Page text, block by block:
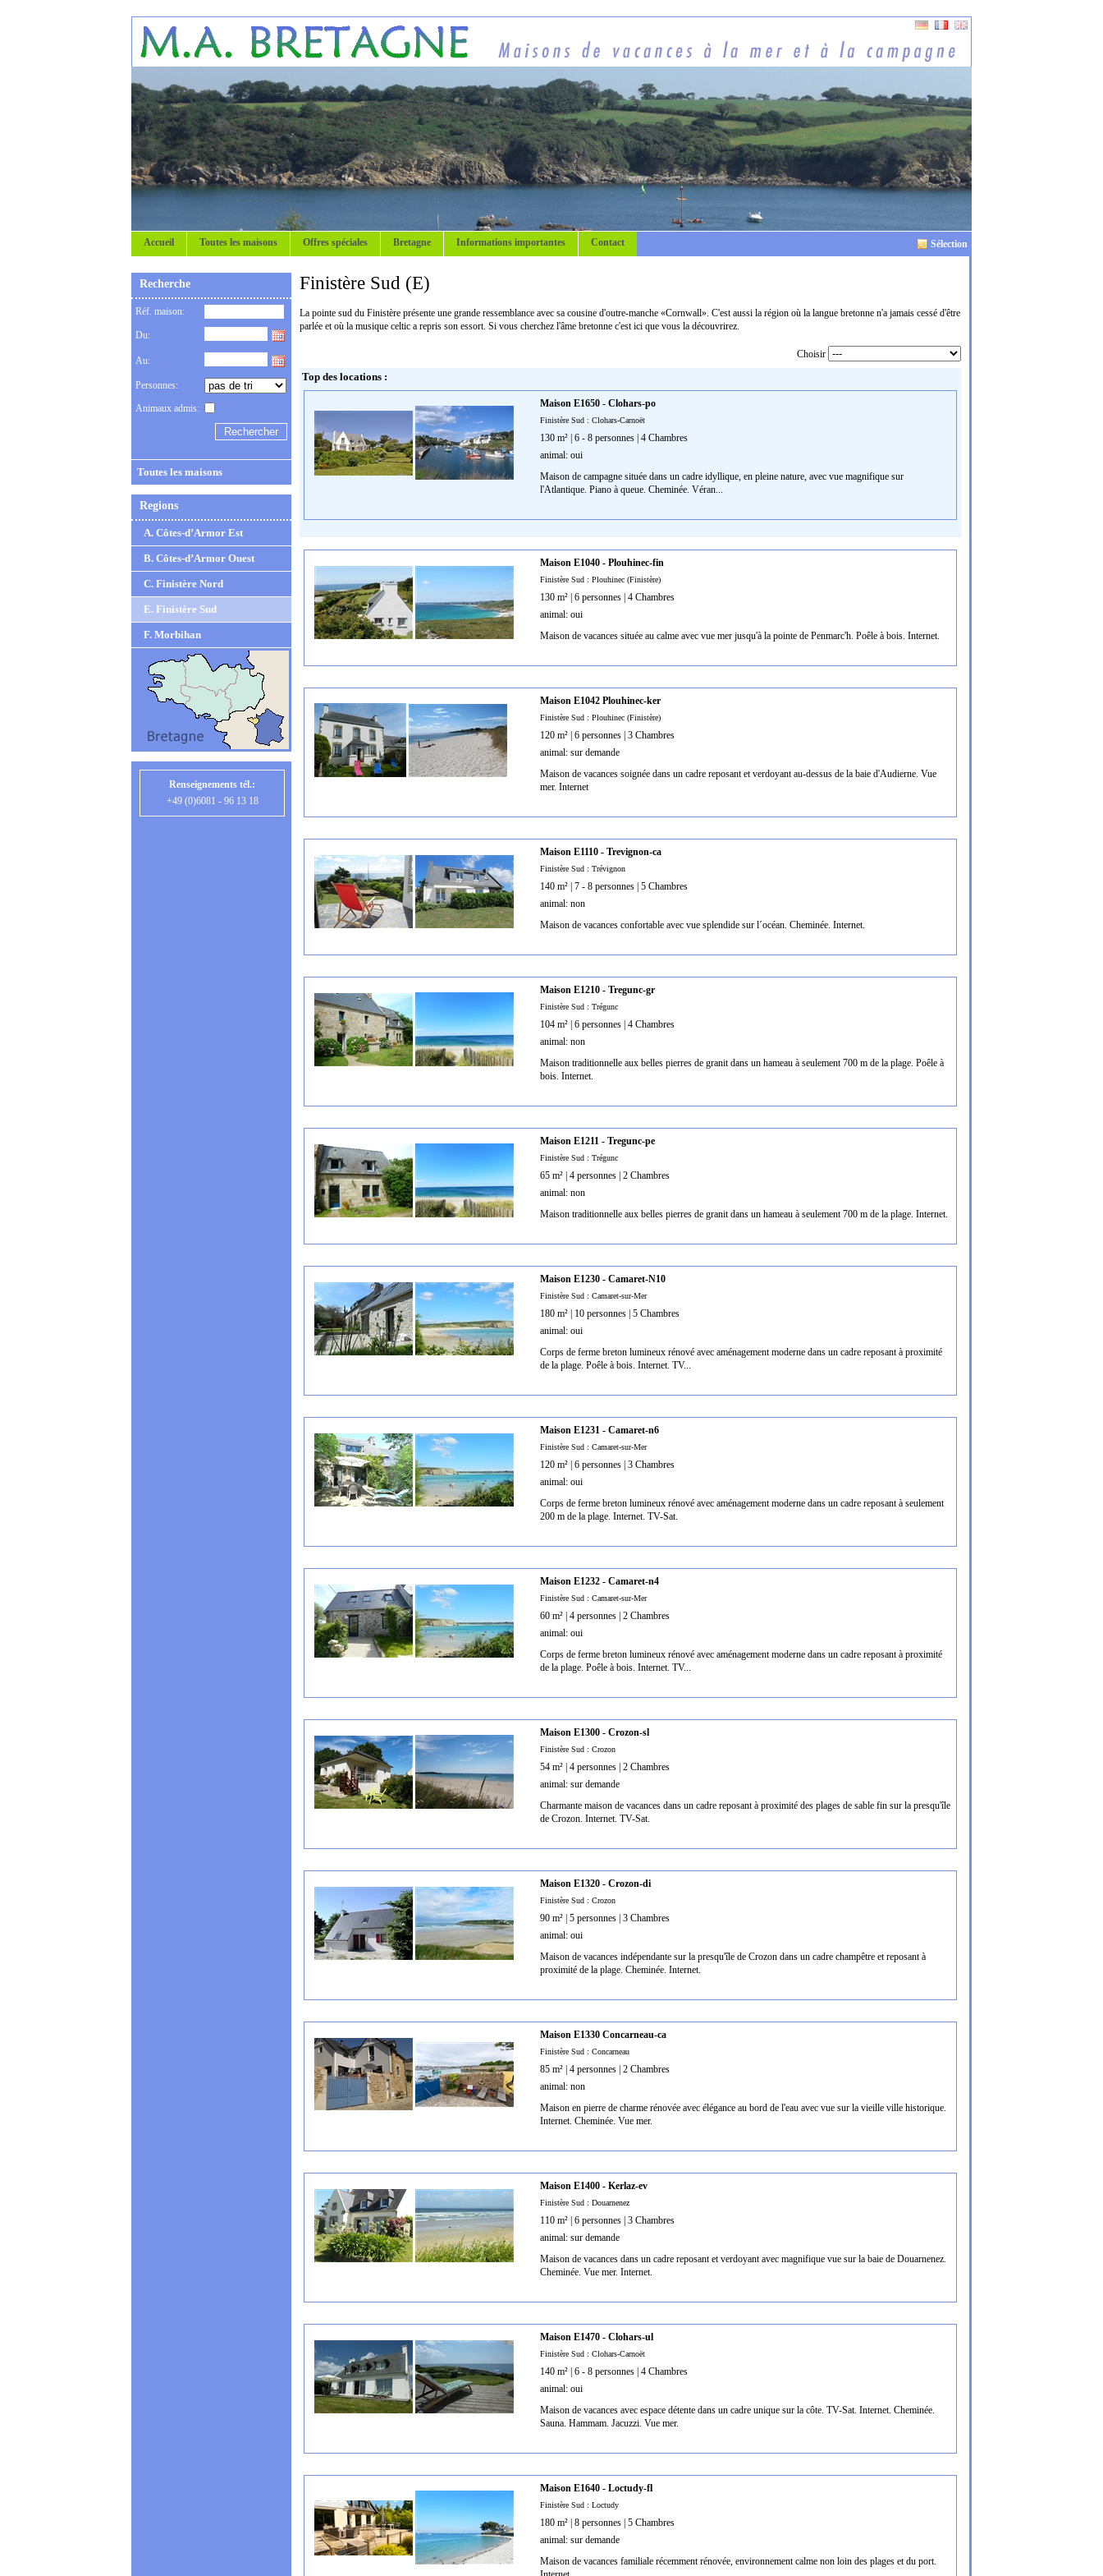
Sélection
Accueil Toutes les maisons Offres spéciales Bretagne Informations importantes Contact
Recherche
Réf. maison:
Du:
Au:
Personnes:
Animaux admis:
Toutes les maisons
Regions
A. Côtes-d’Armor Est
B. Côtes-d’Armor Ouest
C. Finistère Nord
E. Finistère Sud
F. Morbihan
Renseignements tél.:
+49 (0)6081 - 96 13 18
Finistère Sud (E)
La pointe sud du Finistère présente une grande ressemblance avec sa cousine d'outre-manche «Cornwall». C'est aussi la région où la langue bretonne n'a jamais cessé d'être
parlée et où la musique celtic a repris son essort. Si vous cherchez l'âme bretonne c'est ici que vous la découvrirez.
Choisir
Top des locations :
Maison E1650 - Clohars-po
Finistère Sud : Clohars-Carnoët
130 m² | 6 - 8 personnes | 4 Chambres
animal: oui
Maison de campagne située dans un cadre idyllique, en pleine nature, avec vue magnifique sur
l'Atlantique. Piano à queue. Cheminée. Véran...
Maison E1040 - Plouhinec-fin
Finistère Sud : Plouhinec (Finistère)
130 m² | 6 personnes | 4 Chambres
animal: oui
Maison de vacances située au calme avec vue mer jusqu'à la pointe de Penmarc'h. Poêle à bois. Internet.
Maison E1042 Plouhinec-ker
Finistère Sud : Plouhinec (Finistère)
120 m² | 6 personnes | 3 Chambres
animal: sur demande
Maison de vacances soignée dans un cadre reposant et verdoyant au-dessus de la baie d'Audierne. Vue
mer. Internet
Maison E1110 - Trevignon-ca
Finistère Sud : Trévignon
140 m² | 7 - 8 personnes | 5 Chambres
animal: non
Maison de vacances confortable avec vue splendide sur l´océan. Cheminée. Internet.
Maison E1210 - Tregunc-gr
Finistère Sud : Trégunc
104 m² | 6 personnes | 4 Chambres
animal: non
Maison traditionnelle aux belles pierres de granit dans un hameau à seulement 700 m de la plage. Poêle à
bois. Internet.
Maison E1211 - Tregunc-pe
Finistère Sud : Trégunc
65 m² | 4 personnes | 2 Chambres
animal: non
Maison traditionnelle aux belles pierres de granit dans un hameau à seulement 700 m de la plage. Internet.
Maison E1230 - Camaret-N10
Finistère Sud : Camaret-sur-Mer
180 m² | 10 personnes | 5 Chambres
animal: oui
Corps de ferme breton lumineux rénové avec aménagement moderne dans un cadre reposant à proximité
de la plage. Poêle à bois. Internet. TV...
Maison E1231 - Camaret-n6
Finistère Sud : Camaret-sur-Mer
120 m² | 6 personnes | 3 Chambres
animal: oui
Corps de ferme breton lumineux rénové avec aménagement moderne dans un cadre reposant à seulement
200 m de la plage. Internet. TV-Sat.
Maison E1232 - Camaret-n4
Finistère Sud : Camaret-sur-Mer
60 m² | 4 personnes | 2 Chambres
animal: oui
Corps de ferme breton lumineux rénové avec aménagement moderne dans un cadre reposant à proximité
de la plage. Poêle à bois. Internet. TV...
Maison E1300 - Crozon-sl
Finistère Sud : Crozon
54 m² | 4 personnes | 2 Chambres
animal: sur demande
Charmante maison de vacances dans un cadre reposant à proximité des plages de sable fin sur la presqu'île
de Crozon. Internet. TV-Sat.
Maison E1320 - Crozon-di
Finistère Sud : Crozon
90 m² | 5 personnes | 3 Chambres
animal: oui
Maison de vacances indépendante sur la presqu'île de Crozon dans un cadre champêtre et reposant à
proximité de la plage. Cheminée. Internet.
Maison E1330 Concarneau-ca
Finistère Sud : Concarneau
85 m² | 4 personnes | 2 Chambres
animal: non
Maison en pierre de charme rénovée avec élégance au bord de l'eau avec vue sur la vieille ville historique.
Internet. Cheminée. Vue mer.
Maison E1400 - Kerlaz-ev
Finistère Sud : Douarnenez
110 m² | 6 personnes | 3 Chambres
animal: sur demande
Maison de vacances dans un cadre reposant et verdoyant avec magnifique vue sur la baie de Douarnenez.
Cheminée. Vue mer. Internet.
Maison E1470 - Clohars-ul
Finistère Sud : Clohars-Carnoët
140 m² | 6 - 8 personnes | 4 Chambres
animal: oui
Maison de vacances avec espace détente dans un cadre unique sur la côte. TV-Sat. Internet. Cheminée.
Sauna. Hammam. Jacuzzi. Vue mer.
Maison E1640 - Loctudy-fl
Finistère Sud : Loctudy
180 m² | 8 personnes | 5 Chambres
animal: sur demande
Maison de vacances familiale récemment rénovée, environnement calme non loin des plages et du port.